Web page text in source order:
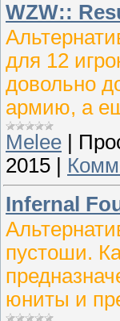
WZW::
для 12
довольно
армию, а
Melee
2015
Infernal
пустоши.
юниты и